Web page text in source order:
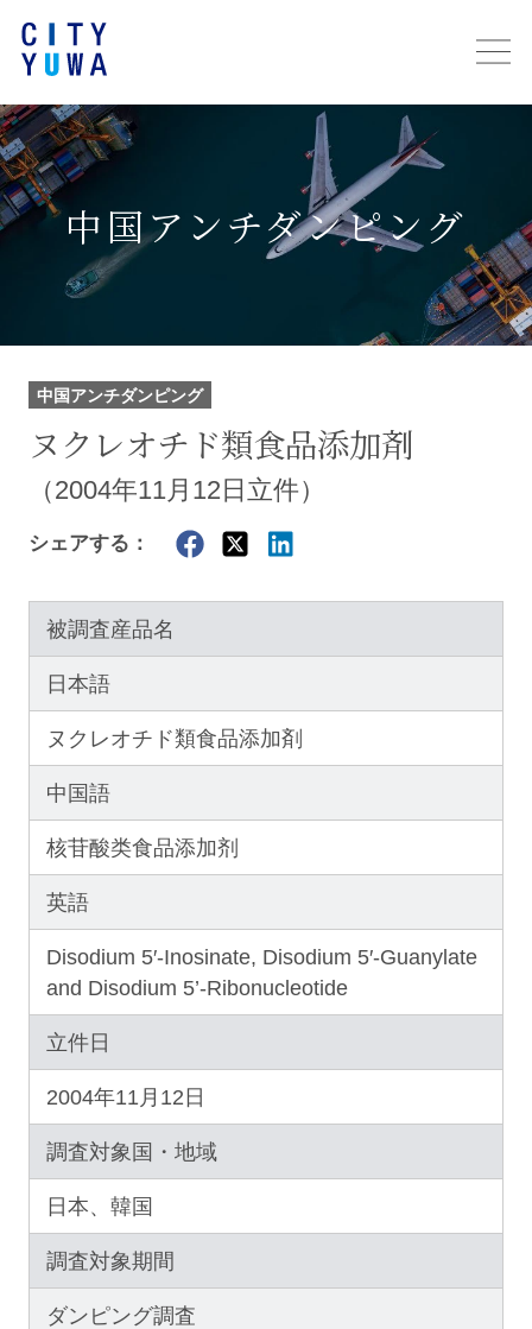
中国アンチダンピング
中国アンチダンピング
ヌクレオチド類食品添加剤
（2004年11月12日立件）
シェアする：
被調査産品名
日本語
ヌクレオチド類食品添加剤
中国語
核苷酸类食品添加剂
英語
Disodium 5′-Inosinate, Disodium 5′-Guanylate
and Disodium 5’-Ribonucleotide
立件日
2004年11月12日
調査対象国・地域
日本、韓国
調査対象期間
ダンピング調査